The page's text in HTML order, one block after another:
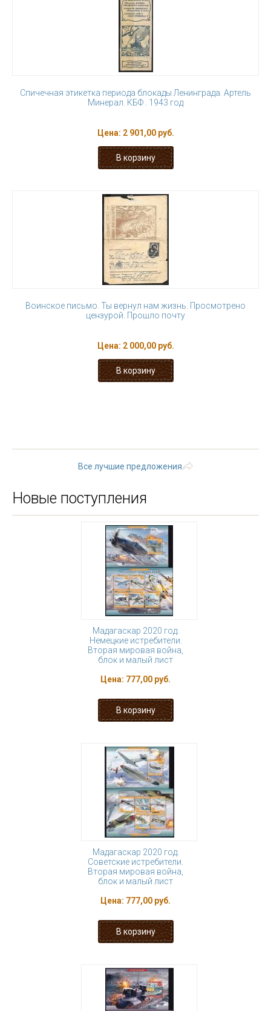
Спичечная этикетка периода блокады Ленинграда. Артель
Минерал. КБФ . 1943 год
Цена: 2 901,00 руб.
Воинское письмо. Ты вернул нам жизнь. Просмотрено
цензурой. Прошло почту
Цена: 2 000,00 руб.
Все лучшие предложения
Новые поступления
Мадагаскар 2020 год.
Немецкие истребители.
Вторая мировая война,
блок и малый лист
Цена: 777,00 руб.
Мадагаскар 2020 год.
Советские истребители.
Вторая мировая война,
блок и малый лист
Цена: 777,00 руб.